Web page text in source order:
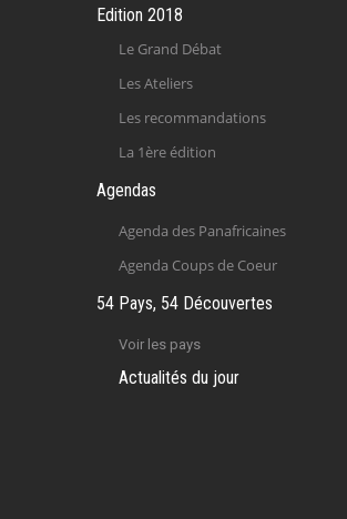
Edition 2018
Le Grand Débat
Les Ateliers
Les recommandations
La 1ère édition
Agendas
Agenda des Panafricaines
Agenda Coups de Coeur
54 Pays, 54 Découvertes
Voir les pays
Actualités du jour